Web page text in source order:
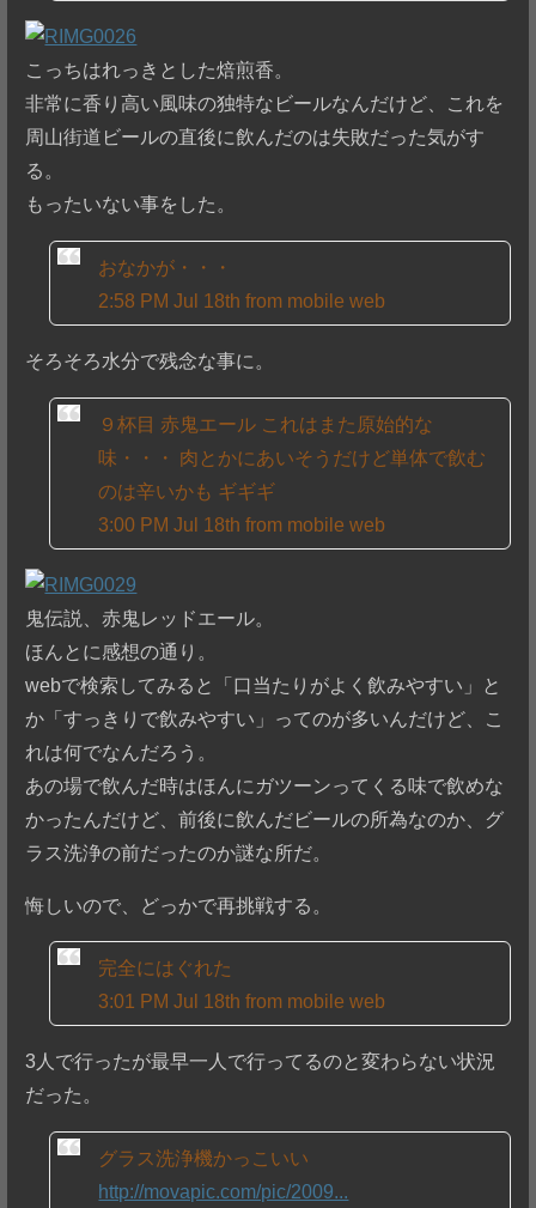
こっちはれっきとした焙煎香。
非常に香り高い風味の独特なビールなんだけど、これを
周山街道ビールの直後に飲んだのは失敗だった気がす
る。
もったいない事をした。
おなかが・・・
2:58 PM Jul 18th from mobile web
そろそろ水分で残念な事に。
９杯目 赤鬼エール これはまた原始的な
味・・・ 肉とかにあいそうだけど単体で飲む
のは辛いかも ギギギ
3:00 PM Jul 18th from mobile web
鬼伝説、赤鬼レッドエール。
ほんとに感想の通り。
webで検索してみると「口当たりがよく飲みやすい」と
か「すっきりで飲みやすい」ってのが多いんだけど、こ
れは何でなんだろう。
あの場で飲んだ時はほんにガツーンってくる味で飲めな
かったんだけど、前後に飲んだビールの所為なのか、グ
ラス洗浄の前だったのか謎な所だ。
悔しいので、どっかで再挑戦する。
完全にはぐれた
3:01 PM Jul 18th from mobile web
3人で行ったが最早一人で行ってるのと変わらない状況
だった。
グラス洗浄機かっこいい
http://movapic.com/pic/2009...